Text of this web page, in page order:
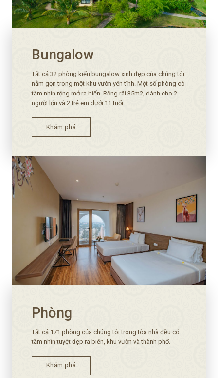
Bungalow
Tất cả 32 phòng kiểu bungalow xinh đẹp của chúng tôi
nằm gọn trong một khu vườn yên tĩnh. Một số phòng có
tầm nhìn rộng mở ra biển. Rộng rãi 35m2, dành cho 2
người lớn và 2 trẻ em dưới 11 tuổi.
Khám phá
Phòng
Tất cả 171 phòng của chúng tôi trong tòa nhà đều có
tầm nhìn tuyệt đẹp ra biển, khu vườn và thành phố.
Khám phá